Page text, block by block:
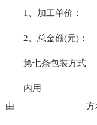
1、加工单价：
2、总金额(元)：
第七条包装方式
内用
由_______________方